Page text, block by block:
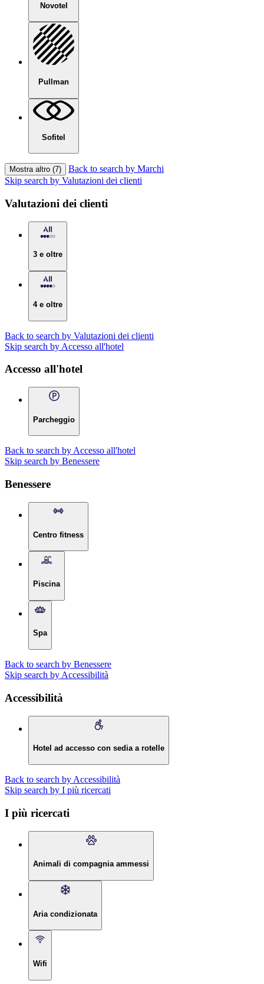
Novotel
Pullman
Sofitel
Mostra altro (7)
Back to search by Marchi
Skip search by Valutazioni dei clienti
Valutazioni dei clienti
3 e oltre
4 e oltre
Back to search by Valutazioni dei clienti
Skip search by Accesso all'hotel
Accesso all'hotel
Parcheggio
Back to search by Accesso all'hotel
Skip search by Benessere
Benessere
Centro fitness
Piscina
Spa
Back to search by Benessere
Skip search by Accessibilità
Accessibilità
Hotel ad accesso con sedia a rotelle
Back to search by Accessibilità
Skip search by I più ricercati
I più ricercati
Animali di compagnia ammessi
Aria condizionata
Wifi